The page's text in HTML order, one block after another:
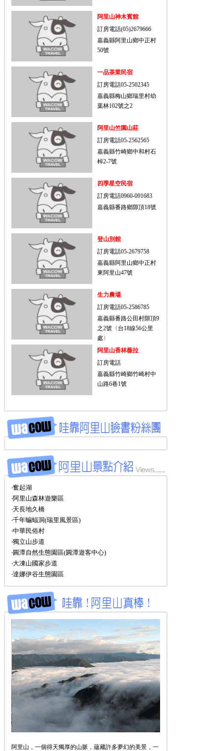
阿里山神木賓館
訂房電話(05)2679666
嘉義縣阿里山鄉中正村
50號
一品茶業民宿
訂房電話05-2502345
嘉義縣梅山鄉瑞里村幼
葉林102號之2
阿里山竺園山莊
訂房電話05-2562565
嘉義縣竹崎鄉中和村石
棹2-7號
四季星空民宿
訂房電話0960-091683
嘉義縣番路鄉隙頂18號
登山別館
訂房電話05-2679758
嘉義縣阿里山鄉中正村
東阿里山47號
生力農場
訂房電話05-2586785
嘉義縣番路公田村隙頂9
之2號〈台18線56公里
處〉
阿里山香林薇拉
訂房電話
嘉義縣竹崎鄉竹崎村中
山路6巷1號
‧奮起湖
‧阿里山森林遊樂區
‧天長地久橋
‧千年蝙蝠洞(瑞里風景區)
‧中華民俗村
‧獨立山步道
‧圓潭自然生態園區(圓潭遊客中心)
‧大凍山國家步道
‧達娜伊谷生態園區
阿里山，一個得天獨厚的山脈，蘊藏許多夢幻的美景，一